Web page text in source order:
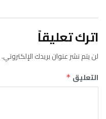
اترك تعليقاً
لن يتم نشر عنوان بريدك الإلكتروني.
التعليق *